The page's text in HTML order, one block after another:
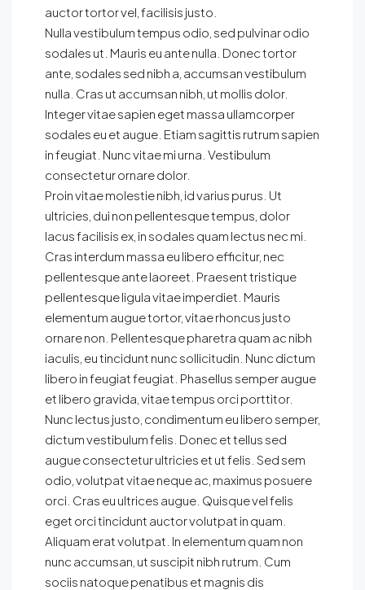
auctor tortor vel, facilisis justo.
Nulla vestibulum tempus odio, sed pulvinar odio
sodales ut. Mauris eu ante nulla. Donec tortor
ante, sodales sed nibh a, accumsan vestibulum
nulla. Cras ut accumsan nibh, ut mollis dolor.
Integer vitae sapien eget massa ullamcorper
sodales eu et augue. Etiam sagittis rutrum sapien
in feugiat. Nunc vitae mi urna. Vestibulum
consectetur ornare dolor.
Proin vitae molestie nibh, id varius purus. Ut
ultricies, dui non pellentesque tempus, dolor
lacus facilisis ex, in sodales quam lectus nec mi.
Cras interdum massa eu libero efficitur, nec
pellentesque ante laoreet. Praesent tristique
pellentesque ligula vitae imperdiet. Mauris
elementum augue tortor, vitae rhoncus justo
ornare non. Pellentesque pharetra quam ac nibh
iaculis, eu tincidunt nunc sollicitudin. Nunc dictum
libero in feugiat feugiat. Phasellus semper augue
et libero gravida, vitae tempus orci porttitor.
Nunc lectus justo, condimentum eu libero semper,
dictum vestibulum felis. Donec et tellus sed
augue consectetur ultricies et ut felis. Sed sem
odio, volutpat vitae neque ac, maximus posuere
orci. Cras eu ultrices augue. Quisque vel felis
eget orci tincidunt auctor volutpat in quam.
Aliquam erat volutpat. In elementum quam non
nunc accumsan, ut suscipit nibh rutrum. Cum
sociis natoque penatibus et magnis dis